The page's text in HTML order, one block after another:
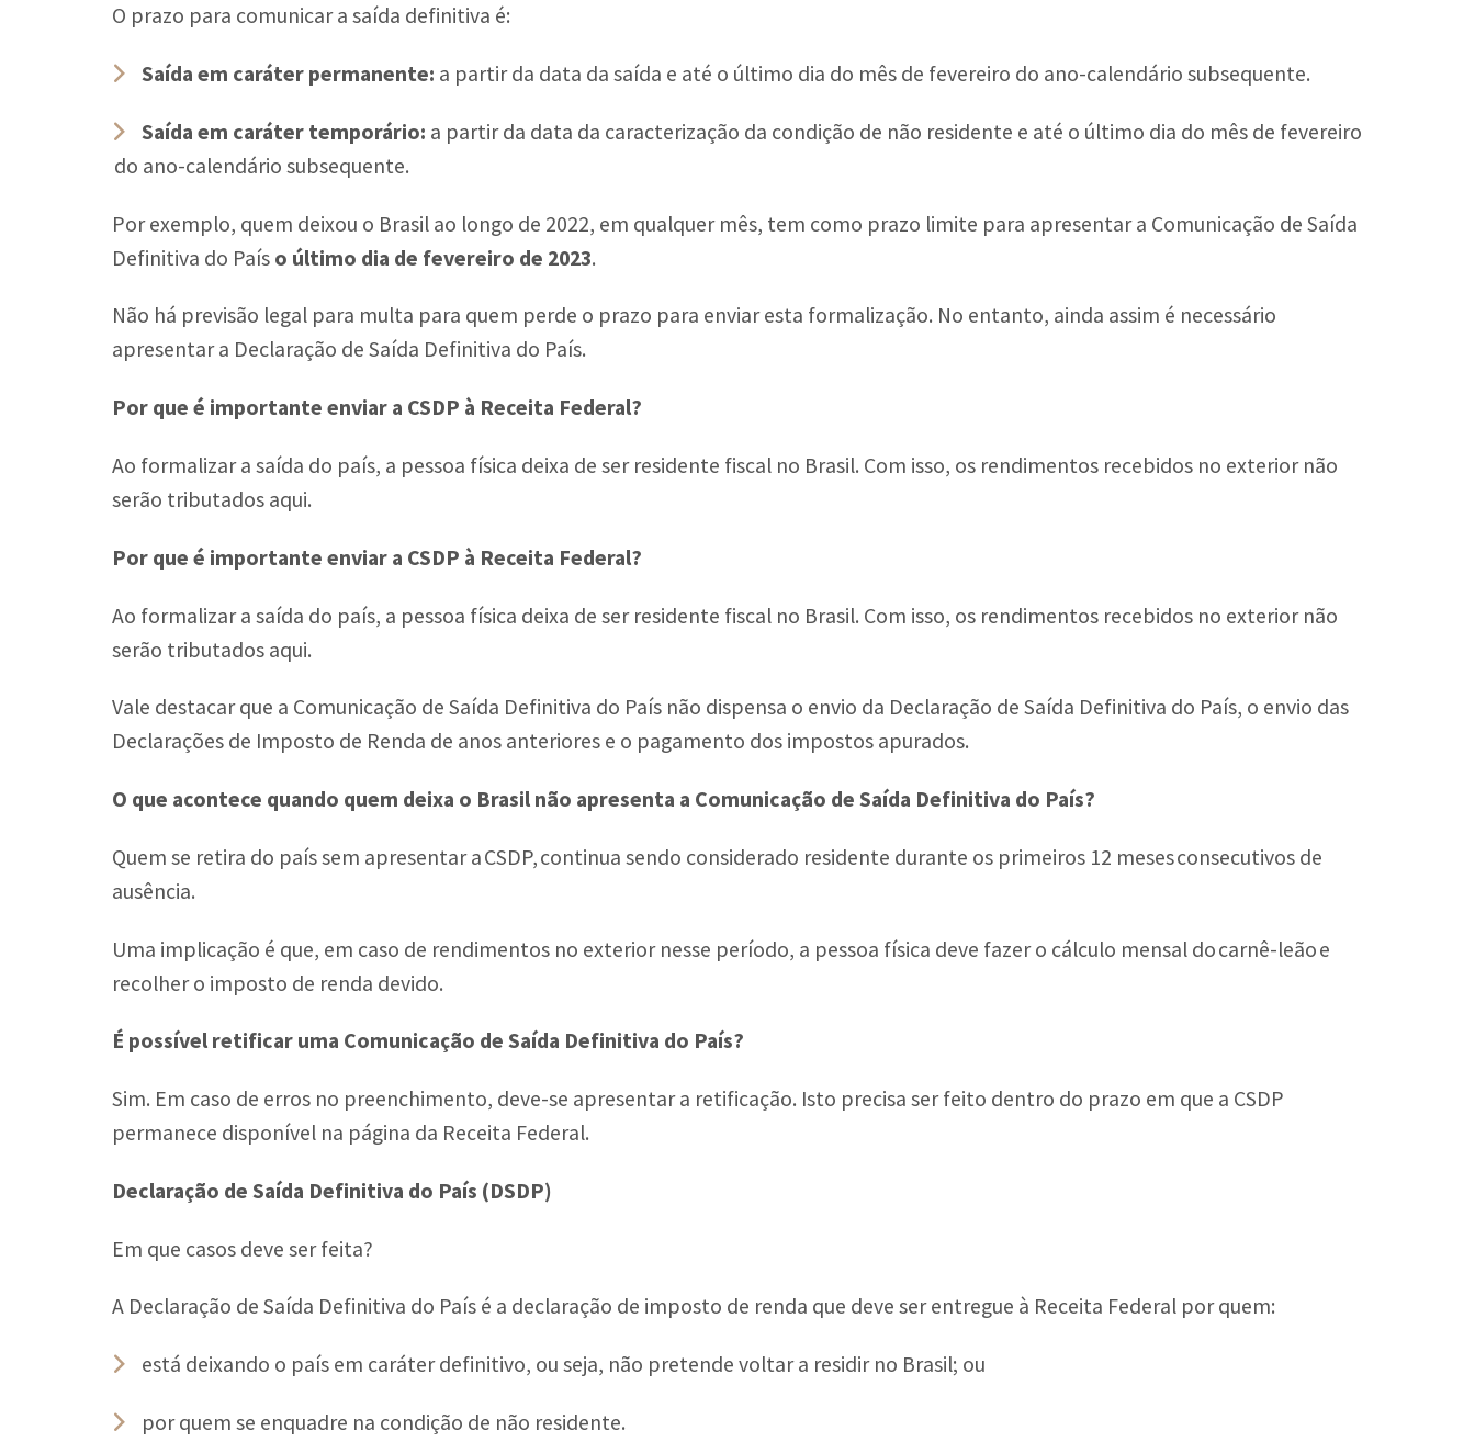
O prazo para comunicar a saída definitiva é:
Saída em caráter permanente: a partir da data da saída e até o último dia do mês de fevereiro do ano-calendário subsequente.
Saída em caráter temporário: a partir da data da caracterização da condição de não residente e até o último dia do mês de fevereiro
do ano-calendário subsequente.
Por exemplo, quem deixou o Brasil ao longo de 2022, em qualquer mês, tem como prazo limite para apresentar a Comunicação de Saída
Definitiva do País o último dia de fevereiro de 2023.
Não há previsão legal para multa para quem perde o prazo para enviar esta formalização. No entanto, ainda assim é necessário
apresentar a Declaração de Saída Definitiva do País.
Por que é importante enviar a CSDP à Receita Federal?
Ao formalizar a saída do país, a pessoa física deixa de ser residente fiscal no Brasil. Com isso, os rendimentos recebidos no exterior não
serão tributados aqui.
Por que é importante enviar a CSDP à Receita Federal?
Ao formalizar a saída do país, a pessoa física deixa de ser residente fiscal no Brasil. Com isso, os rendimentos recebidos no exterior não
serão tributados aqui.
Vale destacar que a Comunicação de Saída Definitiva do País não dispensa o envio da Declaração de Saída Definitiva do País, o envio das
Declarações de Imposto de Renda de anos anteriores e o pagamento dos impostos apurados.
O que acontece quando quem deixa o Brasil não apresenta a Comunicação de Saída Definitiva do País?
Quem se retira do país sem apresentar a CSDP, continua sendo considerado residente durante os primeiros 12 meses consecutivos de
ausência.
Uma implicação é que, em caso de rendimentos no exterior nesse período, a pessoa física deve fazer o cálculo mensal do carnê-leão e
recolher o imposto de renda devido.
É possível retificar uma Comunicação de Saída Definitiva do País?
Sim. Em caso de erros no preenchimento, deve-se apresentar a retificação. Isto precisa ser feito dentro do prazo em que a CSDP
permanece disponível na página da Receita Federal.
Declaração de Saída Definitiva do País (DSDP)
Em que casos deve ser feita?
A Declaração de Saída Definitiva do País é a declaração de imposto de renda que deve ser entregue à Receita Federal por quem:
está deixando o país em caráter definitivo, ou seja, não pretende voltar a residir no Brasil; ou
por quem se enquadre na condição de não residente.